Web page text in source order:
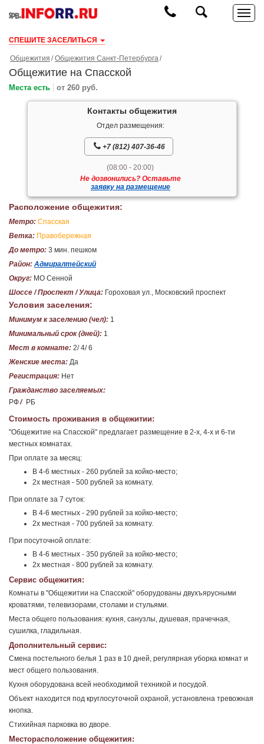
СПЕШИТЕ ЗАСЕЛИТЬСЯ
Общежития Общежития Санкт-Петербурга
Общежитие на Спасской
Места есть от 260 руб.
Контакты общежития
Отдел размещения:
+7 (812) 407-36-46
(08:00 - 20:00)
Не дозвонились? Оставьте
заявку на размещение
Расположение общежития:
Метро: Спасская
Ветка: Правобережная
До метро: 3 мин. пешком
Район: Адмиралтейский
Округ: МО Сенной
Шоссе / Проспект / Улица: Гороховая ул., Московский проспект
Условия заселения:
Минимум к заселению (чел): 1
Минимальный срок (дней): 1
Мест в комнате: 2/ 4/ 6
Женские места: Да
Регистрация: Нет
Гражданство заселяемых:
РФ/ РБ
Стоимость проживания в общежитии:
"Общежитие на Спасской" предлагает размещение в 2-х, 4-х и 6-ти
местных комнатах.
При оплате за месяц:
В 4-6 местных - 260 рублей за койко-место;
2х местная - 500 рублей за комнату.
При оплате за 7 суток:
В 4-6 местных - 290 рублей за койко-место;
2х местная - 700 рублей за комнату.
При посуточной оплате:
В 4-6 местных - 350 рублей за койко-место;
2х местная - 800 рублей за комнату.
Сервис общежития:
Комнаты в "Общежитии на Спасской" оборудованы двухъярусными
кроватями, телевизорами, столами и стульями.
Места общего пользования: кухня, санузлы, душевая, прачечная,
сушилка, гладильная.
Дополнительный сервис:
Смена постельного белья 1 раз в 10 дней, регулярная уборка комнат и
мест общего пользования.
Кухня оборудована всей необходимой техникой и посудой.
Объект находится под круглосуточной охраной, установлена тревожная
кнопка.
Стихийная парковка во дворе.
Месторасположение общежития: